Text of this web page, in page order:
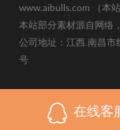
www.aibulls.com （本
本站部分素材源自网络
公司地址：江西.南昌
号
在线客